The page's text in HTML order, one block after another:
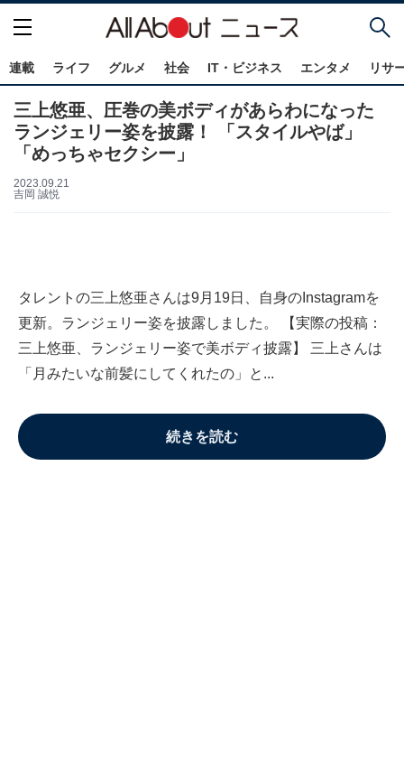
連載 ライフ グルメ 社会 IT・ビジネス エンタメ リサ
三上悠亜、圧巻の美ボディがあらわになった
ランジェリー姿を披露！ 「スタイルやば」
「めっちゃセクシー」
2023.09.21
吉岡 誠悦
タレントの三上悠亜さんは9月19日、自身のInstagramを
更新。ランジェリー姿を披露しました。 【実際の投稿：
三上悠亜、ランジェリー姿で美ボディ披露】 三上さんは
「月みたいな前髪にしてくれたの」と...
続きを読む